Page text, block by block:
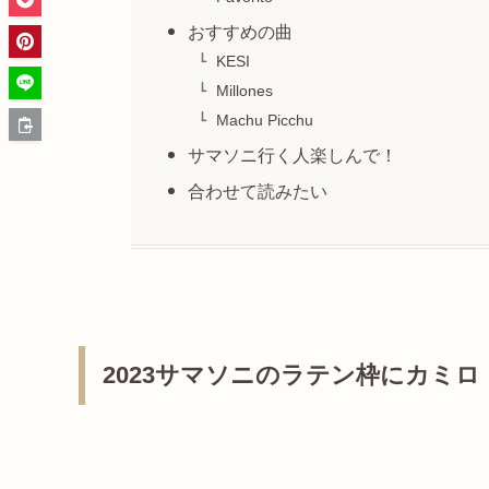
おすすめの曲
KESI
Millones
Machu Picchu
サマソニ行く人楽しんで！
合わせて読みたい
2023サマソニのラテン枠にカミロ